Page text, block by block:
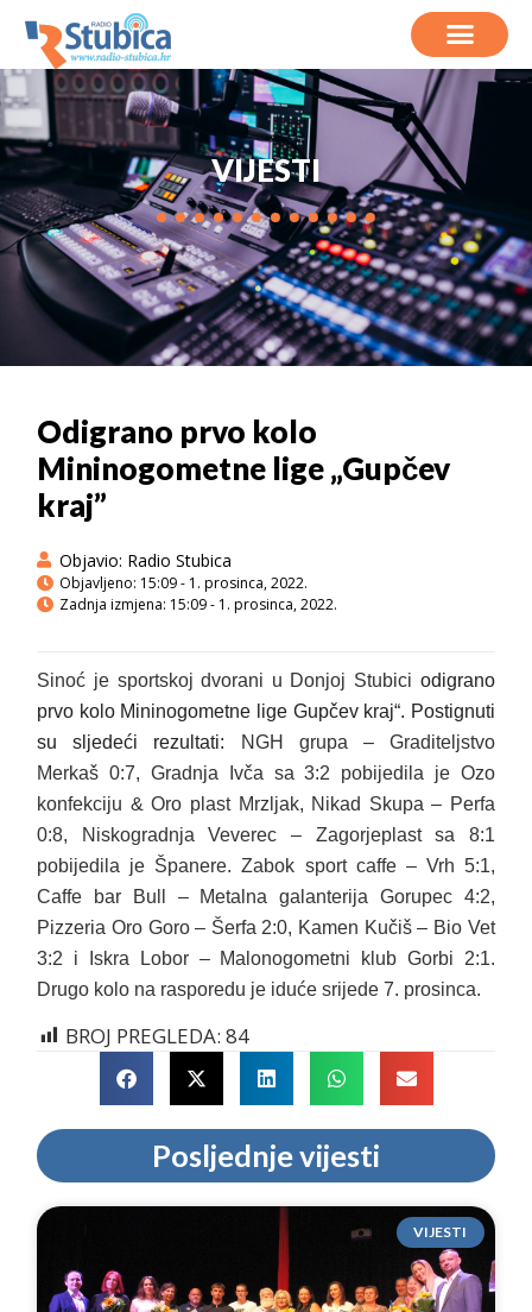
VIJESTI
Odigrano prvo kolo
Mininogometne lige „Gupčev
kraj”
Objavio: Radio Stubica
Objavljeno: 15:09 - 1. prosinca, 2022.
Zadnja izmjena: 15:09 - 1. prosinca, 2022.
Sinoć je sportskoj dvorani u Donjoj Stubici odigrano
prvo kolo Mininogometne lige Gupčev kraj“. Postignuti
su sljedeći rezultati:
NGH grupa –
Graditeljstvo
Merkaš0:7, Gradnja Ivča sa 3:2 pobijedila je Ozo
konfekciju & Oro plast Mrzljak, Nikad Skupa– Perfa
0:8, Niskogradnja Veverec – Zagorjeplastsa 8:1
pobijedila je Španere.Zabok sport caffe – Vrh 5:1,
Caffe bar Bull – Metalna galanterija Gorupec 4:2,
Pizzeria Oro Goro – Šerfa 2:0, Kamen Kučiš – Bio Vet
3:2 i Iskra Lobor – Malonogometni klub Gorbi 2:1.
Drugo kolo na rasporedu je iduće srijede 7. prosinca.
BROJ PREGLEDA: 84
Posljednje vijesti
VIJESTI